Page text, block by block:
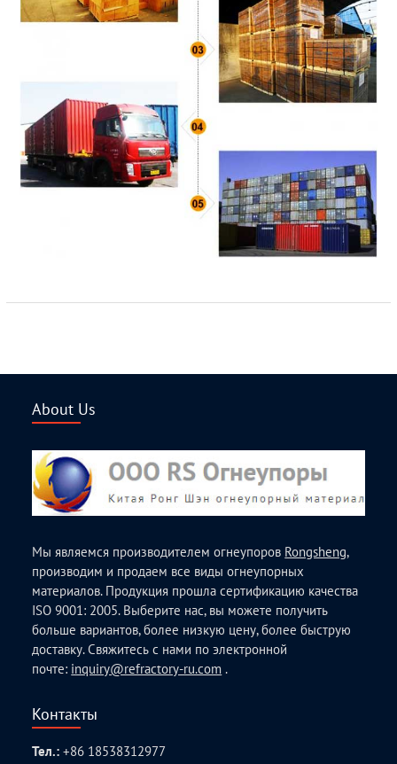
About Us
Мы являемся производителем огнеупоров Rongsheng,
производим и продаем все виды огнеупорных
материалов. Продукция прошла сертификацию качества
ISO 9001: 2005. Выберите нас, вы можете получить
больше вариантов, более низкую цену, более быструю
доставку. Свяжитесь с нами по электронной
почте: inquiry@refractory-ru.com .
Контакты
Тел.:+86 18538312977